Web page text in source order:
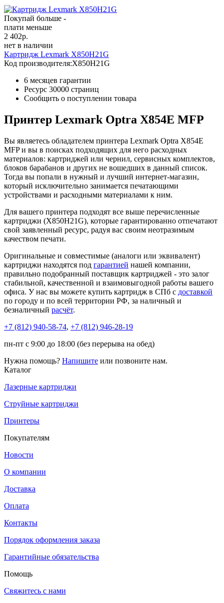
Покупай больше -
плати меньше
2 402р.
нет в наличии
Картридж Lexmark X850H21G
Код производителя:X850H21G
6 месяцев гарантии
Ресурс 30000 страниц
Сообщить о поступлении товара
Принтер Lexmark Optra X854E MFP
Вы являетесь обладателем принтера Lexmark Optra X854E
MFP и вы в поисках подходящих для него расходных
материалов: картриджей или чернил, сервисных комплектов,
блоков барабанов и других не вошедших в данный список.
Тогда вы попали в нужный и лучший интернет-магазин,
который исключительно занимается печатающими
устройствами и расходными материалами к ним.
Для вашего принтера подходят все выше перечисленные
картриджи (X850H21G), которые гарантированно отпечатают
свой заявленный ресурс, радуя вас своим неотразимым
качеством печати.
Оригинальные и совместимые (аналоги или эквивалент)
картриджи находятся под гарантией нашей компании,
правильно подобранный поставщик картриджей - это залог
стабильной, качественной и взаимовыгодной работы вашего
офиса. У нас вы можете купить картридж в СПб с доставкой
по городу и по всей территории РФ, за наличный и
безналичный расчёт.
+7 (812) 940-58-74, +7 (812) 946-28-19
пн-пт с 9:00 до 18:00 (без перерыва на обед)
Нужна помощь? Напишите или позвоните нам.
Каталог
Лазерные картриджи
Струйные картриджи
Принтеры
Покупателям
Новости
О компании
Доставка
Оплата
Контакты
Порядок оформления заказа
Гарантийные обязательства
Помощь
Свяжитесь с нами